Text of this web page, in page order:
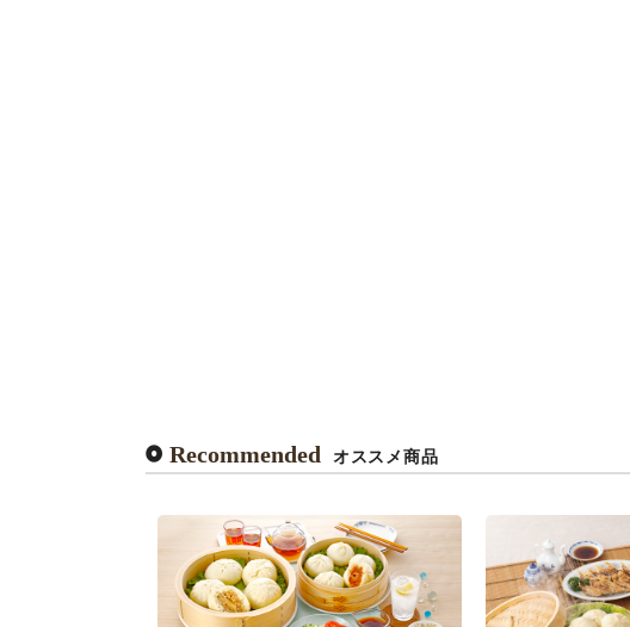
Recommended オススメ商品